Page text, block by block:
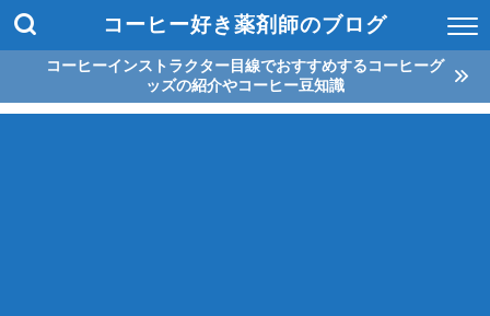
コーヒー好き薬剤師のブログ
コーヒーインストラクター目線でおすすめするコーヒーグ
ッズの紹介やコーヒー豆知識